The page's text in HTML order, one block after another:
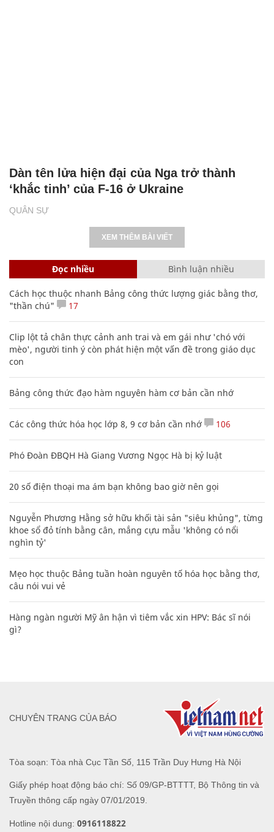
QUÂN SỰ
Dàn tên lửa hiện đại của Nga trở thành
‘khắc tinh’ của F-16 ở Ukraine
XEM THÊM BÀI VIẾT
Đọc nhiều Bình luận nhiều
Cách học thuộc nhanh Bảng công thức lượng giác bằng thơ,
"thần chú"
17
Clip lột tả chân thực cảnh anh trai và em gái như 'chó với
mèo', người tinh ý còn phát hiện một vấn đề trong giáo dục
con
Bảng công thức đạo hàm nguyên hàm cơ bản cần nhớ
Các công thức hóa học lớp 8, 9 cơ bản cần nhớ 106
Phó Đoàn ĐBQH Hà Giang Vương Ngọc Hà bị kỷ luật
20 số điện thoại ma ám bạn không bao giờ nên gọi
Nguyễn Phương Hằng sở hữu khối tài sản "siêu khủng", từng
khoe sổ đỏ tính bằng cân, mắng cựu mẫu 'không có nổi
nghìn tỷ'
Mẹo học thuộc Bảng tuần hoàn nguyên tố hóa học bằng thơ,
câu nói vui vẻ
Hàng ngàn người Mỹ ân hận vì tiêm vắc xin HPV: Bác sĩ nói
gì?
Tòa soạn: Tòa nhà Cục Tần Số, 115 Trần Duy Hưng Hà Nội
Giấy phép hoạt động báo chí: Số 09/GP-BTTTT, Bộ Thông tin và
Truyền thông cấp ngày 07/01/2019.
Hotline nội dung: 0916118822
CHUYÊN TRANG CỦA BÁO